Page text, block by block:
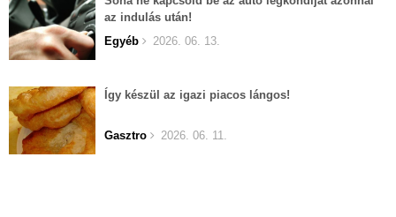
az indulás után!
Egyéb
2026. 06. 13.
Így készül az igazi piacos lángos!
Gasztro 2026. 06. 11.